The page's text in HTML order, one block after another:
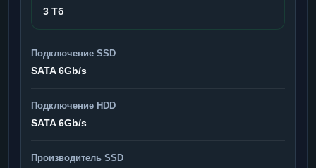
3 Тб
Подключение SSD
SATA 6Gb/s
Подключение HDD
SATA 6Gb/s
Производитель SSD